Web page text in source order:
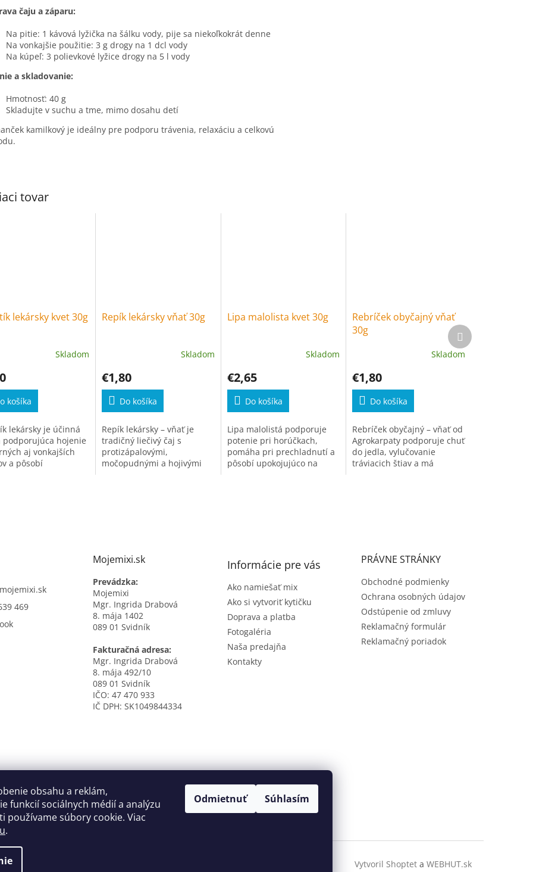
obsahu a reklám,
funkcií sociálnych médií a analýzu
používame súbory cookie. Viac
.
Odmietnuť Súhlasím
tovar
lekársky kvet 30g
Skladom
košíka
lekársky je účinná
podporujúca hojenie
aj vonkajších
a pôsobí
Repík lekársky vňať 30g
Skladom
€1,80
Do košíka
Repík lekársky – vňať je
tradičný liečivý čaj s
protizápalovými,
močopudnými a hojivými
Lipa malolista kvet 30g
Skladom
€2,65
Do košíka
Lipa malolistá podporuje
potenie pri horúčkach,
pomáha pri prechladnutí a
pôsobí upokojujúco na
Rebríček obyčajný vňať
30g
Skladom
€1,80
Do košíka
Rebríček obyčajný – vňať od
Agrokarpaty podporuje chuť
do jedla, vylučovanie
tráviacich štiav a má
Ďalší produkt
čaju a záparu:
Na pitie: 1 kávová lyžička na šálku vody, pije sa niekoľkokrát denne
Na vonkajšie použitie: 3 g drogy na 1 dcl vody
Na kúpeľ: 3 polievkové lyžice drogy na 5 l vody
a skladovanie:
Hmotnosť: 40 g
Skladujte v suchu a tme, mimo dosahu detí
kamilkový je ideálny pre podporu trávenia, relaxáciu a celkovú
mojemixi.sk
469
Mojemixi.sk
Prevádzka:
Mojemixi
Mgr. Ingrida Drabová
8. mája 1402
089 01 Svidník
Fakturačná adresa:
Mgr. Ingrida Drabová
8. mája 492/10
089 01 Svidník
IČO: 47 470 933
IČ DPH: SK1049844334
Informácie pre vás
Ako namiešať mix
Ako si vytvoriť kytičku
Doprava a platba
Fotogaléria
Naša predajňa
Kontakty
PRÁVNE STRÁNKY
Obchodné podmienky
Ochrana osobných údajov
Odstúpenie od zmluvy
Reklamačný formulár
Reklamačný poriadok
Vytvoril Shoptet a WEBHUT.sk
Upraviť nastavenie cookies